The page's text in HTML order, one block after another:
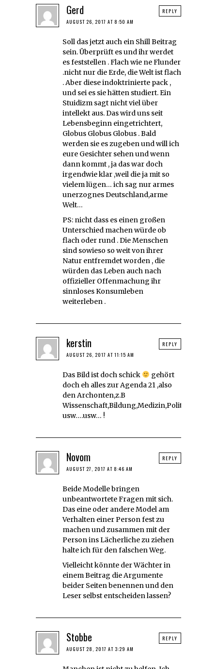
Gerd
AUGUST 26, 2017 AT 8:50 AM
Soll das jetzt auch ein Shill Beitrag
sein. Überprüft es und ihr werdet
es feststellen . Flach wie ne Flunder
.nicht nur die Erde, die Welt ist flach
. Aber diese indoktrinierte pack ,
und sei es sie hätten studiert. Ein
Stuidizm sagt nicht viel über
intellekt aus. Das wird uns seit
Lebensbeginn eingetrichtert,
Globus Globus Globus . Bald
werden sie es zugeben und will ich
eure Gesichter sehen und wenn
dann kommt , ja das war doch
irgendwie klar ,weil die ja mit so
vielem lügen… ich sag nur armes
unerzognes Deutschland,arme
Welt…
PS: nicht dass es einen großen
Unterschied machen würde ob
flach oder rund . Die Menschen
sind sowieso so weit von ihrer
Natur entfremdet worden , die
würden das Leben auch nach
offizieller Offenmachung ihr
sinnloses Konsumleben
weiterleben .
REPLY
kerstin
AUGUST 26, 2017 AT 11:15 AM
Das Bild ist doch schick
gehört
doch eh alles zur Agenda 21 ,also
den Archonten,z.B
usw….usw… !
REPLY
Novom
AUGUST 27, 2017 AT 8:46 AM
Beide Modelle bringen
unbeantwortete Fragen mit sich.
Das eine oder andere Model am
Verhalten einer Person fest zu
machen und zusammen mit der
Person ins Lächerliche zu ziehen
halte ich für den falschen Weg.
Vielleicht könnte der Wächter in
einem Beitrag die Argumente
beider Seiten benennen und den
Leser selbst entscheiden lassen?
REPLY
Stobbe
AUGUST 28, 2017 AT 3:29 AM
REPLY